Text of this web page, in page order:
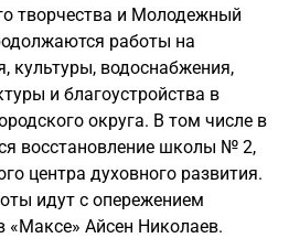
творчества и Молодежный
работы на
культуры, водоснабжения,
и благоустройства в
округа. В том числе в
восстановление школы № 2,
центра духовного развития.
идут с опережением
«Максе» Айсен Николаев.